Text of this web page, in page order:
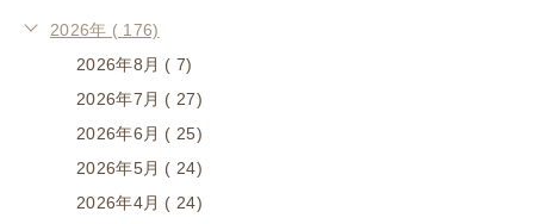
2026年 ( 176)
2026年8月 ( 7)
2026年7月 ( 27)
2026年6月 ( 25)
2026年5月 ( 24)
2026年4月 ( 24)